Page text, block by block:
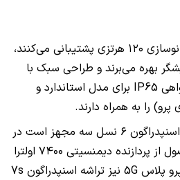
گوشی‌های شیائومی از نرخ نوسازی ۱۲۰ هرتزی پشتیبانی می‌کنند،
بهره می‌برند و طراحی سبک با
مقاومت بالا در برابر آب (گواهی IP65 برای مدل استاندارد و
ردمی نوت ۱۵ 5G به تراشه اسنپدراگون ۶ نسل سه مجهز است در
حالی که مدل پرو این محصول از پردازنده دیمنسیتی ۷۴۰۰ اولترا
بهره می‌برد. ردمی نوت ۱۵ پرو پلاس 5G نیز تراشه اسنپدراگون 7s